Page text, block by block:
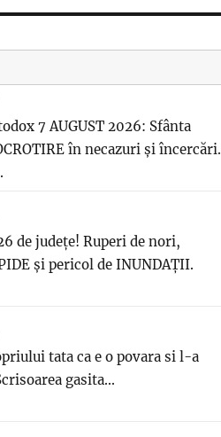
7 AUGUST 2026: Sfânta
în necazuri și încercări.
de județe! Ruperi de nori,
și pericol de INUNDAȚII.
tata ca e o povara si l-a
gasita...